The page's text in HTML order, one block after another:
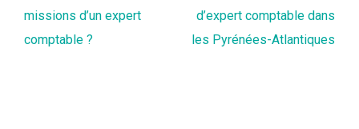
missions d’un expert
comptable ?
d’expert comptable dans
les Pyrénées-Atlantiques